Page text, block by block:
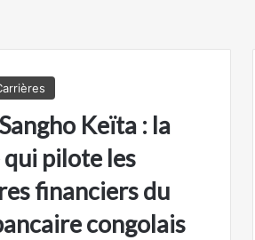
Keïta : la
pilote les
financiers du
congolais